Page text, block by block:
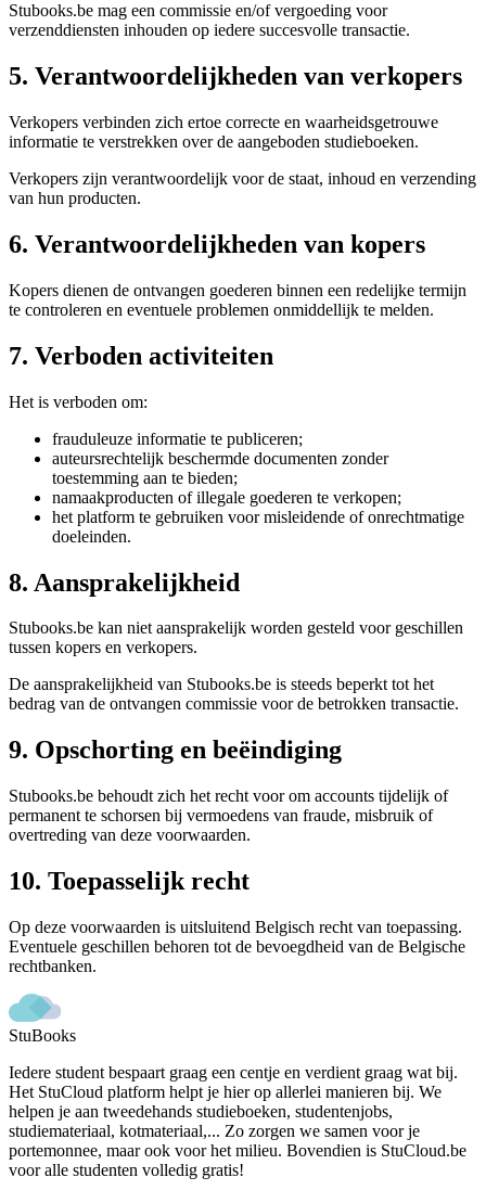
Stubooks.be mag een commissie en/of vergoeding voor
verzenddiensten inhouden op iedere succesvolle transactie.
5. Verantwoordelijkheden van verkopers
Verkopers verbinden zich ertoe correcte en waarheidsgetrouwe
informatie te verstrekken over de aangeboden studieboeken.
Verkopers zijn verantwoordelijk voor de staat, inhoud en verzending
van hun producten.
6. Verantwoordelijkheden van kopers
Kopers dienen de ontvangen goederen binnen een redelijke termijn
te controleren en eventuele problemen onmiddellijk te melden.
7. Verboden activiteiten
Het is verboden om:
frauduleuze informatie te publiceren;
auteursrechtelijk beschermde documenten zonder
toestemming aan te bieden;
namaakproducten of illegale goederen te verkopen;
het platform te gebruiken voor misleidende of onrechtmatige
doeleinden.
8. Aansprakelijkheid
Stubooks.be kan niet aansprakelijk worden gesteld voor geschillen
tussen kopers en verkopers.
De aansprakelijkheid van Stubooks.be is steeds beperkt tot het
bedrag van de ontvangen commissie voor de betrokken transactie.
9. Opschorting en beëindiging
Stubooks.be behoudt zich het recht voor om accounts tijdelijk of
permanent te schorsen bij vermoedens van fraude, misbruik of
overtreding van deze voorwaarden.
10. Toepasselijk recht
Op deze voorwaarden is uitsluitend Belgisch recht van toepassing.
Eventuele geschillen behoren tot de bevoegdheid van de Belgische
rechtbanken.
StuBooks
Iedere student bespaart graag een centje en verdient graag wat bij.
Het StuCloud platform helpt je hier op allerlei manieren bij. We
helpen je aan tweedehands studieboeken, studentenjobs,
studiemateriaal, kotmateriaal,... Zo zorgen we samen voor je
portemonnee, maar ook voor het milieu. Bovendien is StuCloud.be
voor alle studenten volledig gratis!